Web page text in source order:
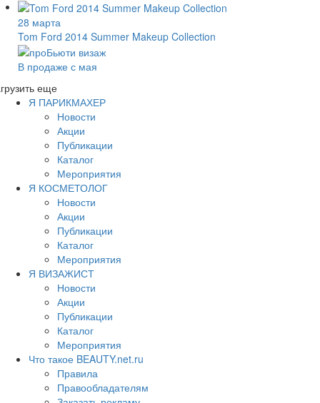
28 марта
Tom Ford 2014 Summer Makeup Collection
В продаже с мая
еще
Я ПАРИКМАХЕР
Новости
Акции
Публикации
Каталог
Мероприятия
Я КОСМЕТОЛОГ
Новости
Акции
Публикации
Каталог
Мероприятия
Я ВИЗАЖИСТ
Новости
Акции
Публикации
Каталог
Мероприятия
Что такое BEAUTY.net.ru
Правила
Правообладателям